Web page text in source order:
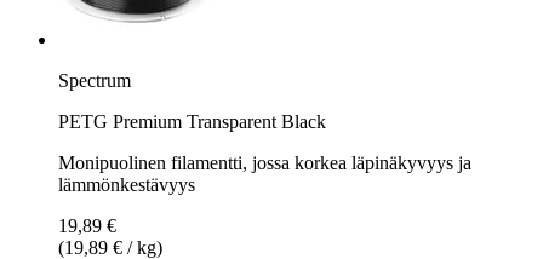
Spectrum
PETG Premium Transparent Black
Monipuolinen filamentti, jossa korkea läpinäkyvyys ja
lämmönkestävyys
19,89 €
(19,89 € / kg)